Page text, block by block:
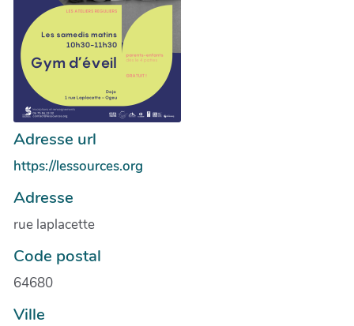
Adresse url
https://lessources.org
Adresse
rue laplacette
Code postal
64680
Ville